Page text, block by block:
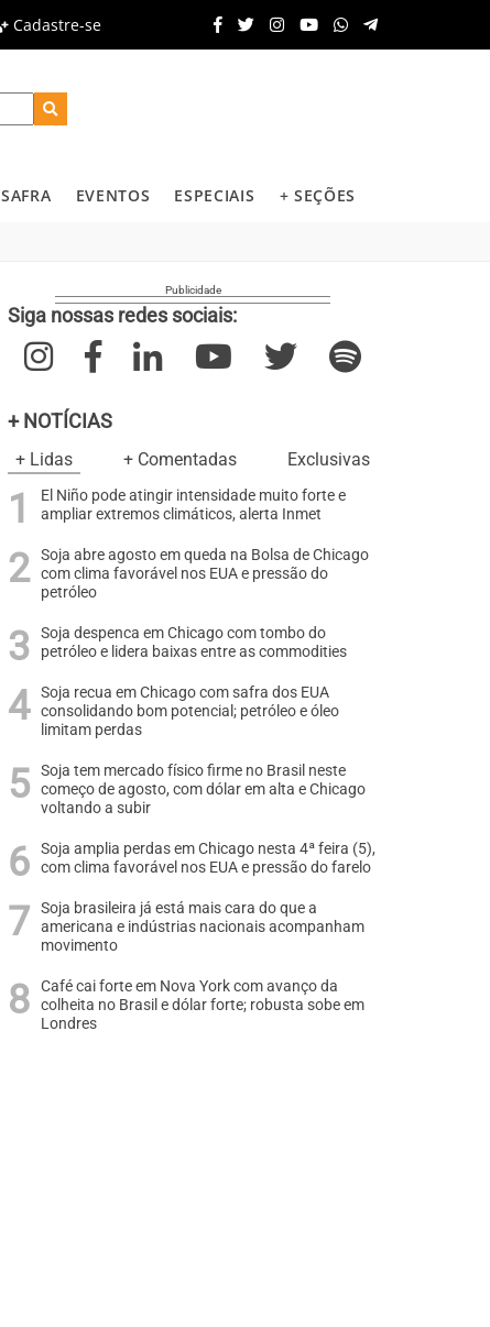
Cadastre-se
SAFRA EVENTOS ESPECIAIS + SEÇÕES
Siga nossas redes sociais:
+ NOTÍCIAS
+ Lidas + Comentadas Exclusivas
El Niño pode atingir intensidade muito forte e
ampliar extremos climáticos, alerta Inmet
Soja abre agosto em queda na Bolsa de Chicago
com clima favorável nos EUA e pressão do
petróleo
Soja despenca em Chicago com tombo do
petróleo e lidera baixas entre as commodities
Soja recua em Chicago com safra dos EUA
consolidando bom potencial; petróleo e óleo
limitam perdas
Soja tem mercado físico firme no Brasil neste
começo de agosto, com dólar em alta e Chicago
voltando a subir
Soja amplia perdas em Chicago nesta 4ª feira (5),
com clima favorável nos EUA e pressão do farelo
Soja brasileira já está mais cara do que a
americana e indústrias nacionais acompanham
movimento
Café cai forte em Nova York com avanço da
colheita no Brasil e dólar forte; robusta sobe em
Londres